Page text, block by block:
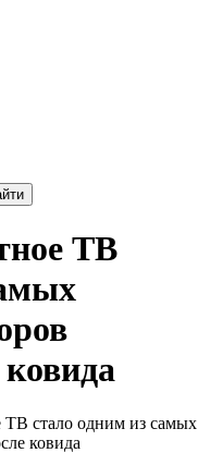
ТВ
стало одним из самых
ковида